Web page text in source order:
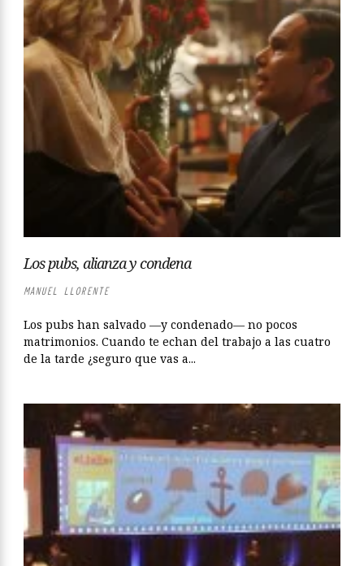
Los pubs, alianza y condena
MANUEL LLORENTE
Los pubs han salvado —y condenado— no pocos
matrimonios. Cuando te echan del trabajo a las cuatro
de la tarde ¿seguro que vas a...